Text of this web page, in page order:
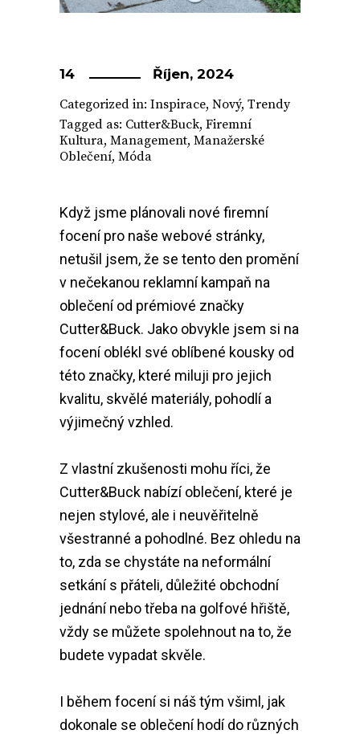
14
Říjen, 2024
Categorized in: Inspirace, Nový, Trendy
Tagged as: Cutter&Buck, Firemní
Kultura, Management, Manažerské
Oblečení, Móda
Když jsme plánovali nové firemní
focení pro naše webové stránky,
netušil jsem, že se tento den promění
v nečekanou reklamní kampaň na
oblečení od prémiové značky
Cutter&Buck. Jako obvykle jsem si na
focení oblékl své oblíbené kousky od
této značky, které miluji pro jejich
kvalitu, skvělé materiály, pohodlí a
výjimečný vzhled.
Z vlastní zkušenosti mohu říci, že
Cutter&Buck nabízí oblečení, které je
nejen stylové, ale i neuvěřitelně
všestranné a pohodlné. Bez ohledu na
to, zda se chystáte na neformální
setkání s přáteli, důležité obchodní
jednání nebo třeba na golfové hřiště,
vždy se můžete spolehnout na to, že
budete vypadat skvěle.
I během focení si náš tým všiml, jak
dokonale se oblečení hodí do různých